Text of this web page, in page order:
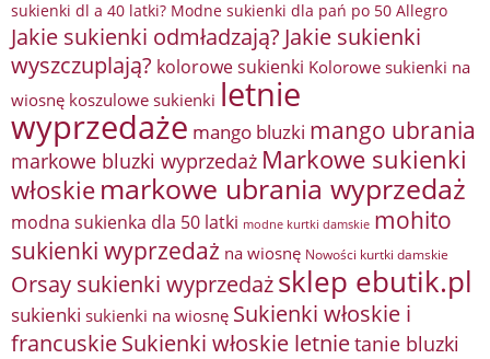
sukienki dl a 40 latki? Modne sukienki dla pań po 50 Allegro
Jakie sukienki odmładzają? Jakie sukienki
wyszczuplają? kolorowe sukienki Kolorowe sukienki na
wiosnę koszulowe sukienki letnie
wyprzedaże mango bluzki mango ubrania
markowe bluzki wyprzedaż Markowe sukienki
włoskie markowe ubrania wyprzedaż
modna sukienka dla 50 latki modne kurtki damskie mohito
sukienki wyprzedaż na wiosnę Nowości kurtki damskie
Orsay sukienki wyprzedażsklep ebutik.pl
sukienki sukienki na wiosnę Sukienki włoskie i
francuskieSukienki włoskie letnietanie bluzki